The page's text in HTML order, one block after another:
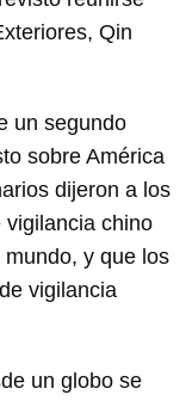
Qin
un segundo
sobre América
dijeron a los
vigilancia chino
y que los
vigilancia
un globo se